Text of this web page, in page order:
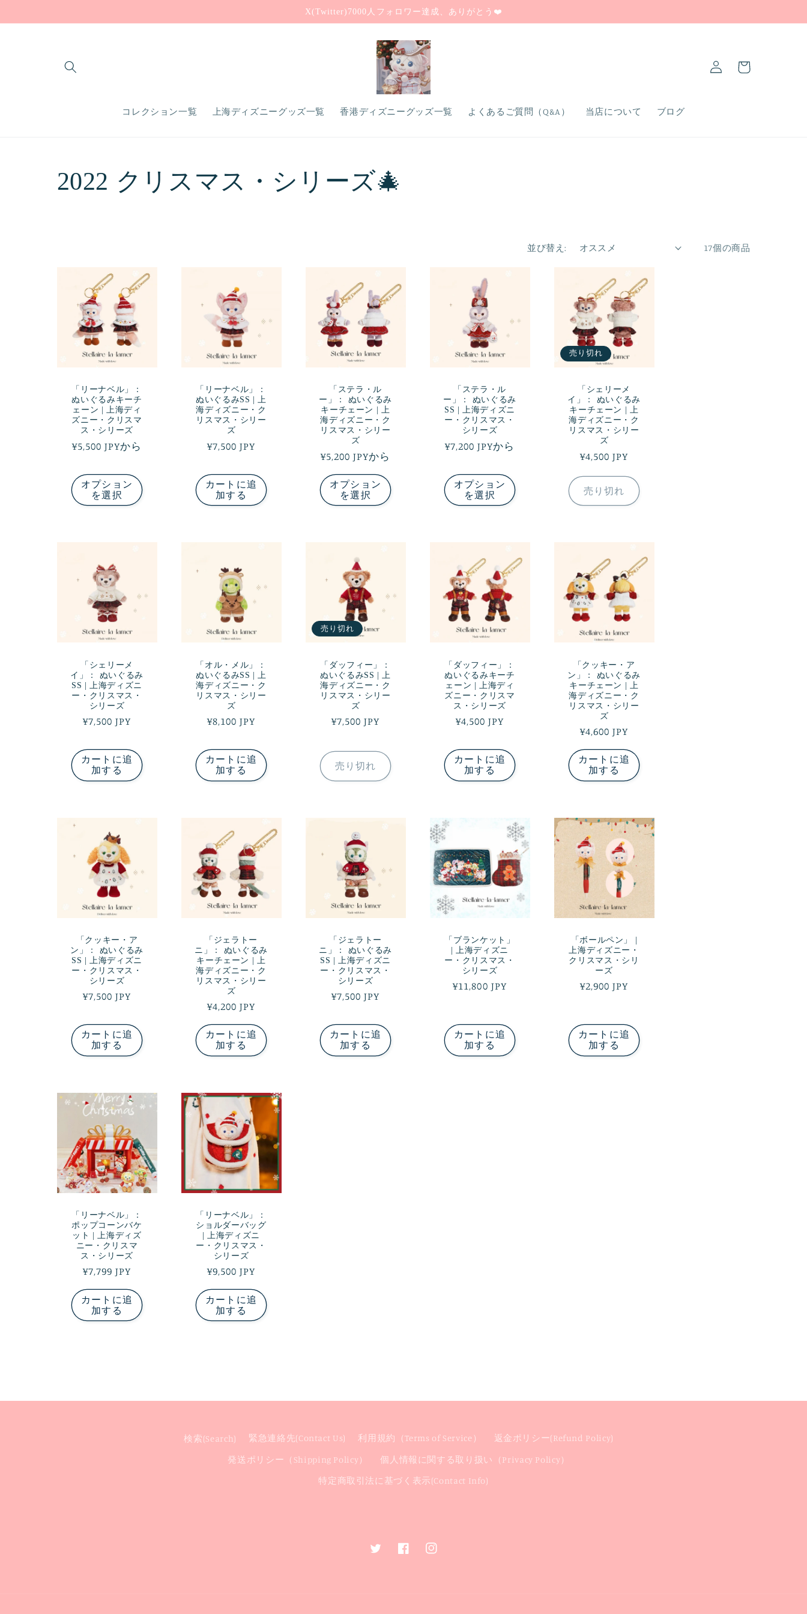
進む
X(Twitter)7000人フォロワー達成、ありがとう❤️
コレクション一覧 上海ディズニーグッズ一覧 香港ディズニーグッズ一覧 よくあるご質問（Q&A） 当店について ブログ
グ
イ
ー
コ
ョ
ン
2022 クリスマス・シリーズ🎄
並び替え: 17個の商品
「リーナベル」：
ぬいぐるみキーチ
ェーン | 上海ディ
ズニー・クリスマ
ス・シリーズ
通
価
格
¥5,500 JPYから
オプション
を選択
「リーナベル」：
ぬいぐるみSS | 上
海ディズニー・ク
リスマス・シリー
ズ
通
価
格
¥7,500 JPY
カートに追
加する
「ステラ・ル
ー」： ぬいぐるみ
キーチェーン | 上
海ディズニー・ク
リスマス・シリー
ズ
通
価
格
¥5,200 JPYから
オプション
を選択
「ステラ・ル
ー」： ぬいぐるみ
SS | 上海ディズニ
ー・クリスマス・
シリーズ
通
価
格
¥7,200 JPYから
オプション
を選択
売り切れ
「シェリーメ
イ」： ぬいぐるみ
キーチェーン | 上
海ディズニー・ク
リスマス・シリー
ズ
通
価
格
¥4,500 JPY
売り切れ
「シェリーメ
イ」： ぬいぐるみ
SS | 上海ディズニ
ー・クリスマス・
シリーズ
通
価
格
¥7,500 JPY
カートに追
加する
「オル・メル」：
ぬいぐるみSS | 上
海ディズニー・ク
リスマス・シリー
ズ
通
価
格
¥8,100 JPY
カートに追
加する
売り切れ
「ダッフィー」：
ぬいぐるみSS | 上
海ディズニー・ク
リスマス・シリー
ズ
通
価
格
¥7,500 JPY
売り切れ
「ダッフィー」：
ぬいぐるみキーチ
ェーン | 上海ディ
ズニー・クリスマ
ス・シリーズ
通
価
格
¥4,500 JPY
カートに追
加する
「クッキー・ア
ン」： ぬいぐるみ
キーチェーン | 上
海ディズニー・ク
リスマス・シリー
ズ
通
価
格
¥4,600 JPY
カートに追
加する
「クッキー・ア
ン」： ぬいぐるみ
SS | 上海ディズニ
ー・クリスマス・
シリーズ
通
価
格
¥7,500 JPY
カートに追
加する
「ジェラトー
ニ」： ぬいぐるみ
キーチェーン | 上
海ディズニー・ク
リスマス・シリー
ズ
通
常
価
格
¥4,200 JPY
カートに追
加する
「ジェラトー
ニ」： ぬいぐるみ
SS | 上海ディズニ
ー・クリスマス・
シリーズ
通
価
格
¥7,500 JPY
カートに追
加する
「ブランケット」
| 上海ディズニ
ー・クリスマス・
シリーズ
通
格
¥11,800 JPY
カートに追
加する
「ボールペン」 |
上海ディズニー・
クリスマス・シリ
ーズ
通
格
¥2,900 JPY
カートに追
加する
「リーナベル」：
ポップコーンバケ
ット | 上海ディズ
ニー・クリスマ
ス・シリーズ
通
常
価
格
¥7,799 JPY
カートに追
加する
「リーナベル」：
ショルダーバッグ
| 上海ディズニ
ー・クリスマス・
シリーズ
通
常
価
格
¥9,500 JPY
カートに追
加する
検索(Search) 緊急連絡先(Contact Us) 利用規約（Terms of Service） 返金ポリシー(Refund Policy)
発送ポリシー（Shipping Policy） 個人情報に関する取り扱い（Privacy Policy）
特定商取引法に基づく表示(Contact Info)
TwitterFacebookInstagram